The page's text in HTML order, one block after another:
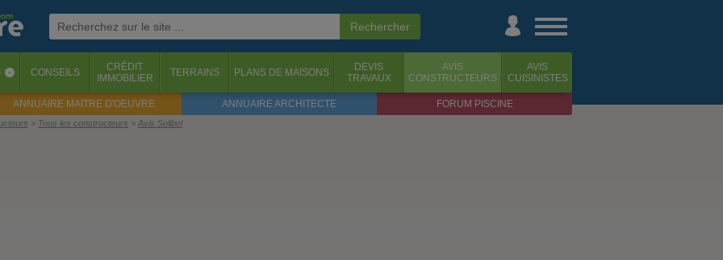
‹ CONSEILS
CRÉDIT
IMMOBILIER
TERRAINS PLANS DE MAISONS
DEVIS
TRAVAUX
AVIS
CONSTRUCTEURS
AVIS
CUISINISTES
ANNUAIRE MAITRE D'OEUVRE ANNUAIRE ARCHITECTE FORUM PISCINE
Tous les constructeurs Avis Solibel